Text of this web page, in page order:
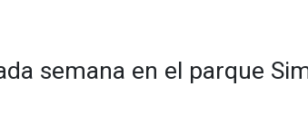
semana en el parque